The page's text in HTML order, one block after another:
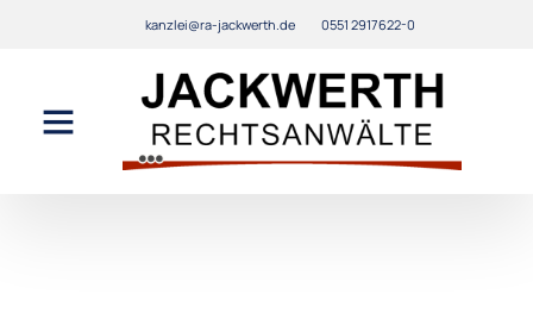
kanzlei@ra-jackwerth.de 0551 2917622-0